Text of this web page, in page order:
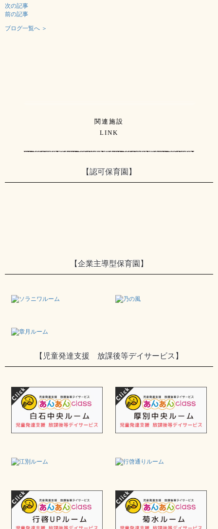
次の記事
前の記事
ブログ一覧へ ＞
関連施設
LINK
【認可保育園】
【企業主導型保育園】
【児童発達支援 放課後等デイサービス】